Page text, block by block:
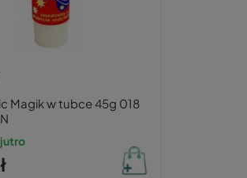
Magik w tubce 45g 018